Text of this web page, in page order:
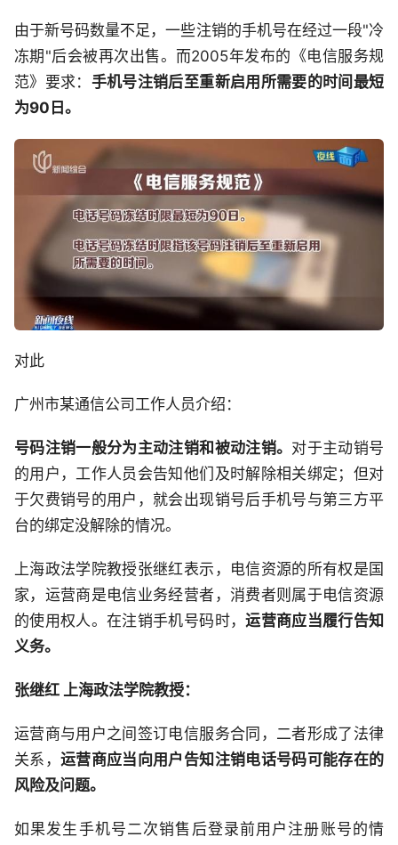
由于新号码数量不足，一些注销的手机号在经过一段"冷
冻期"后会被再次出售。而2005年发布的《电信服务规
范》要求： 手机号注销后至重新启用所需要的时间最短
为90日。
对此
广州市某通信公司工作人员介绍：
号码注销一般分为主动注销和被动注销。 对于主动销号
的用户，工作人员会告知他们及时解除相关绑定；但对
于欠费销号的用户，就会出现销号后手机号与第三方平
台的绑定没解除的情况。
上海政法学院教授张继红表示，电信资源的所有权是国
家，运营商是电信业务经营者，消费者则属于电信资源
的使用权人。在注销手机号码时，运营商应当履行告知
义务。
张继红 上海政法学院教授：
运营商与用户之间签订电信服务合同，二者形成了法律
关系，运营商应当向用户告知注销电话号码可能存在的
风险及问题。
如果发生手机号二次销售后登录前用户注册账号的情